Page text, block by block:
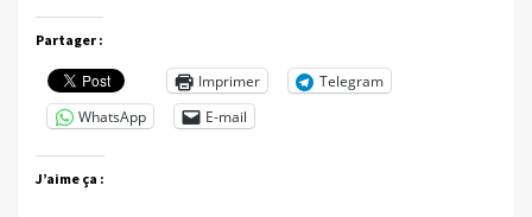
Partager :
Imprimer
Telegram
WhatsApp
E-mail
J’aime ça :